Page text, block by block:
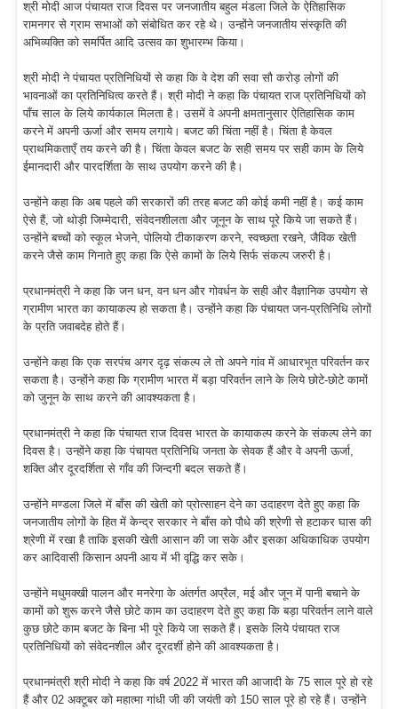
श्री मोदी आज पंचायत राज दिवस पर जनजातीय बहुल मंडला जिले के ऐतिहासिक
रामनगर से ग्राम सभाओं को संबोधित कर रहे थे। उन्होंने जनजातीय संस्कृति की
अभिव्यक्ति को समर्पित आदि उत्सव का शुभारम्भ किया।
श्री मोदी ने पंचायत प्रतिनिधियों से कहा कि वे देश की सवा सौ करोड़ लोगों की
भावनाओं का प्रतिनिधित्व करते हैं। श्री मोदी ने कहा कि पंचायत राज प्रतिनिधियों को
पाँच साल के लिये कार्यकाल मिलता है। उसमें वे अपनी क्षमतानुसार ऐतिहासिक काम
करने में अपनी ऊर्जा और समय लगाये। बजट की चिंता नहीं है। चिंता है केवल
प्राथमिकताएँ तय करने की है। चिंता केवल बजट के सही समय पर सही काम के लिये
ईमानदारी और पारदर्शिता के साथ उपयोग करने की है।
उन्होंने कहा कि अब पहले की सरकारों की तरह बजट की कोई कमी नहीं है। कई काम
ऐसे हैं, जो थोड़ी जिम्मेदारी, संवेदनशीलता और जूनून के साथ पूरे किये जा सकते हैं।
उन्होंने बच्चों को स्कूल भेजने, पोलियो टीकाकरण करने, स्वच्छता रखने, जैविक खेती
करने जैसे काम गिनाते हुए कहा कि ऐसे कामों के लिये सिर्फ संकल्प जरुरी है।
प्रधानमंत्री ने कहा कि जन धन, वन धन और गोवर्धन के सही और वैज्ञानिक उपयोग से
ग्रामीण भारत का कायाकल्प हो सकता है। उन्होंने कहा कि पंचायत जन-प्रतिनिधि लोगों
के प्रति जवाबदेह होते हैं।
उन्होंने कहा कि एक सरपंच अगर दृढ़ संकल्प ले तो अपने गांव में आधारभूत परिवर्तन कर
सकता है। उन्होंने कहा कि ग्रामीण भारत में बड़ा परिवर्तन लाने के लिये छोटे-छोटे कामों
को जुनून के साथ करने की आवश्यकता है।
प्रधानमंत्री ने कहा कि पंचायत राज दिवस भारत के कायाकल्प करने के संकल्प लेने का
दिवस है। उन्होंने कहा कि पंचायत प्रतिनिधि जनता के सेवक हैं और वे अपनी ऊर्जा,
शक्ति और दूरदर्शिता से गाँव की जिन्दगी बदल सकते हैं।
उन्होंने मण्डला जिले में बाँस की खेती को प्रोत्साहन देने का उदाहरण देते हुए कहा कि
जनजातीय लोगों के हित में केन्द्र सरकार ने बाँस को पौधे की श्रेणी से हटाकर घास की
श्रेणी में रखा है ताकि इसकी खेती आसान की जा सके और इसका अधिकाधिक उपयोग
कर आदिवासी किसान अपनी आय में भी वृद्धि कर सके।
उन्होंने मधुमक्खी पालन और मनरेगा के अंतर्गत अप्रैल, मई और जून में पानी बचाने के
कामों को शुरू करने जैसे छोटे काम का उदाहरण देते हुए कहा कि बड़ा परिवर्तन लाने वाले
कुछ छोटे काम बजट के बिना भी पूरे किये जा सकते हैं। इसके लिये पंचायत राज
प्रतिनिधियों को संवेदनशील और दूरदर्शी होने की आवश्यकता है।
प्रधानमंत्री श्री मोदी ने कहा कि वर्ष 2022 में भारत की आजादी के 75 साल पूरे हो रहे
हैं और 02 अक्टूबर को महात्मा गांधी जी की जयंती को 150 साल पूरे हो रहे हैं। उन्होंने